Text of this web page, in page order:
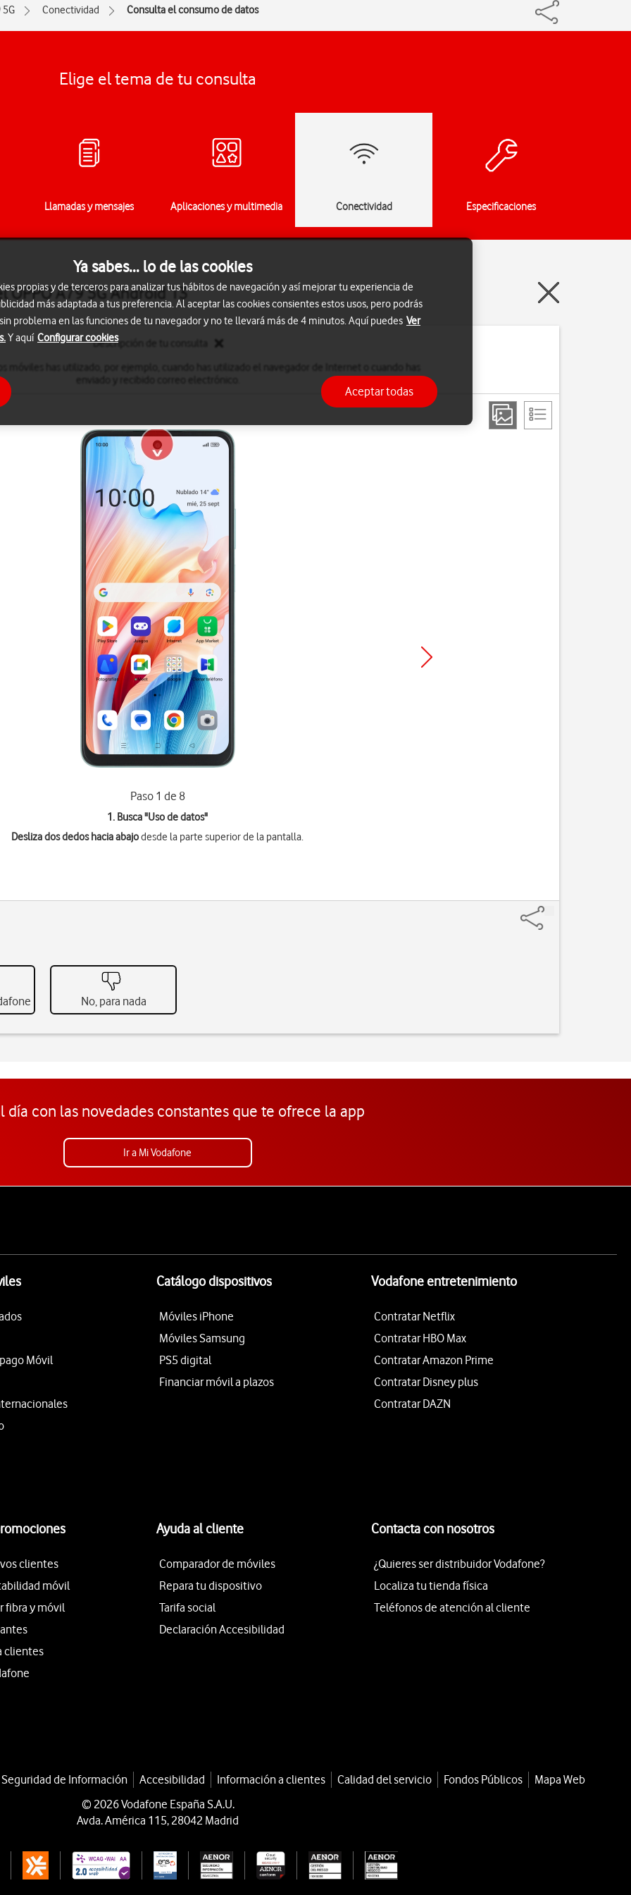
5G Conectividad Consulta el consumo de datos
Elige el tema de tu consulta
Llamadas y mensajes Aplicaciones y multimedia Conectividad Especificaciones
A79 5G Android 13
Descripción de tu consulta
Paso 1 de 8
1. Busca "Uso de datos"
Desliza dos dedos hacia abajodesde la parte superior de la pantalla.
No, para nada
día con las novedades constantes que te ofrece la app
Ir a Mi Vodafone
Móvil
Catálogo dispositivos
Móviles iPhone
Móviles Samsung
PS5 digital
Financiar móvil a plazos
Vodafone entretenimiento
Contratar Netflix
Contratar HBO Max
Contratar Amazon Prime
Contratar Disney plus
Contratar DAZN
clientes
móvil
fibra y móvil
clientes
Ayuda al cliente
Comparador de móviles
Repara tu dispositivo
Tarifa social
Declaración Accesibilidad
Contacta con nosotros
¿Quieres ser distribuidor Vodafone?
Localiza tu tienda física
Teléfonos de atención al cliente
de Información Accesibilidad Información a clientes Calidad del servicio Fondos Públicos
Mapa Web
© 2026 Vodafone España S.A.U.
Avda. América 115, 28042 Madrid
Ya sabes... lo de las cookies
propias y de terceros para analizar tus hábitos de navegación y así mejorar tu experiencia de
más adaptada a tus preferencia. Al aceptar las cookies consientes estos usos, pero podrás
problema en las funciones de tu navegador y no te llevará más de 4 minutos. Aquí puedes Ver
Y aquí Configurar cookies
Aceptar todas